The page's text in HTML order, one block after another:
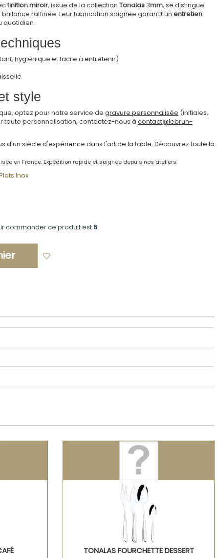
finition miroir, issue de la collection Tonalas 3mm, se distingue
raffinée. Leur fabrication soignée garantit un entretien
quotidien.
hygiénique et facile à entretenir)
style
optez pour notre service de gravure personnalisée (initiales,
toute personnalisation, contactez-nous à contact@lebrun-
d'un siècle d'expérience dans l'art de la table. Découvrez toute la
en France. Expédition rapide et soignée depuis nos ateliers.
Inox
commander ce produit est6
TONALAS FOURCHETTE DESSERT